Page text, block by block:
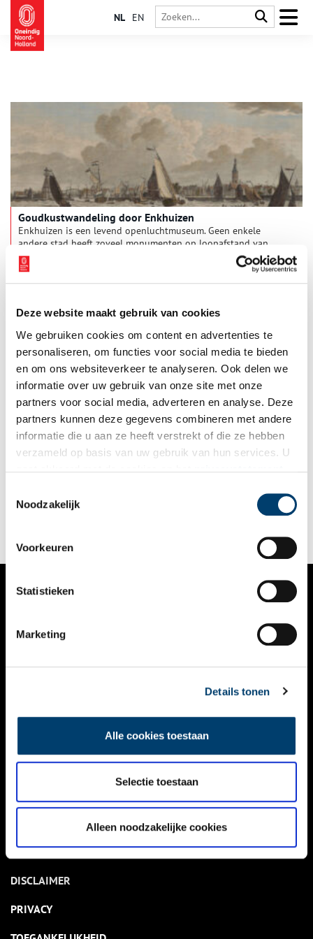
Deze website maakt gebruik van cookies
We gebruiken cookies om content en advertenties te
personaliseren, om functies voor social media te bieden
en om ons websiteverkeer te analyseren. Ook delen we
informatie over uw gebruik van onze site met onze
partners voor social media, adverteren en analyse. Deze
partners kunnen deze gegevens combineren met andere
informatie die u aan ze heeft verstrekt of die ze hebben
verzameld op basis van uw gebruik van hun services. U
Noodzakelijk
Voorkeuren
Statistieken
Marketing
Details tonen
Alle cookies toestaan
Selectie toestaan
Alleen noodzakelijke cookies
NL EN
Goudkustwandeling door Enkhuizen
Enkhuizen is een levend openluchtmuseum. Geen enkele
andere stad heeft zoveel monumenten op loopafstand van
elkaar. Wandel in gedachten met ons mee door deze
voormalige Zuiderzeestad en waan je in de Gouden Eeuw.
Welkom aan de West-Friese kust: de Goudkust.
Brouwerij De Werf: industrie in een modern jasje
In een voormalige scheepswerf in Enkhuizen houdt Brouwerij
De Werf de historie van het bierbrouwen hoog.
NIEUWS
KALENDER
ACTIVITEITEN
NIEUWSBRIEF
DISCLAIMER
PRIVACY